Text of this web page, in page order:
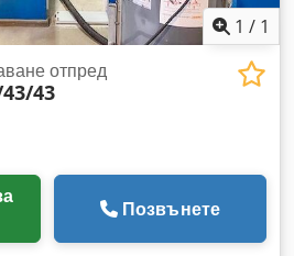
1 / 1
отпред
43
Позвънете